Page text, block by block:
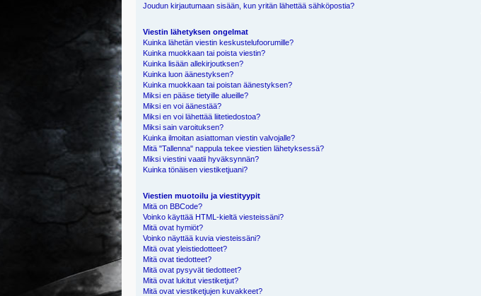
Joudun kirjautumaan sisään, kun yritän lähettää sähköpostia?
Viestin lähetyksen ongelmat
Kuinka lähetän viestin keskustelufoorumille?
Kuinka muokkaan tai poista viestin?
Kuinka lisään allekirjoutksen?
Kuinka luon äänestyksen?
Kuinka muokkaan tai poistan äänestyksen?
Miksi en pääse tietyille alueille?
Miksi en voi äänestää?
Miksi en voi lähettää liitetiedostoa?
Miksi sain varoituksen?
Kuinka ilmoitan asiattoman viestin valvojalle?
Mitä "Tallenna" nappula tekee viestien lähetyksessä?
Miksi viestini vaatii hyväksynnän?
Kuinka tönäisen viestiketjuani?
Viestien muotoilu ja viestityypit
Mitä on BBCode?
Voinko käyttää HTML-kieltä viesteissäni?
Mitä ovat hymiöt?
Voinko näyttää kuvia viesteissäni?
Mitä ovat yleistiedotteet?
Mitä ovat tiedotteet?
Mitä ovat pysyvät tiedotteet?
Mitä ovat lukitut viestiketjut?
Mitä ovat viestiketjujen kuvakkeet?